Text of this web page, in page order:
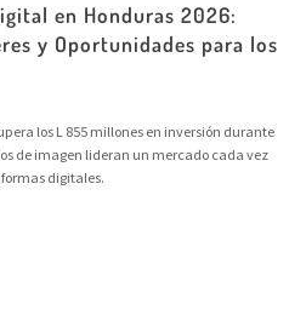
en Honduras 2026:
y Oportunidades para los
los L 855 millones en inversión durante
de imagen lideran un mercado cada vez
digitales.